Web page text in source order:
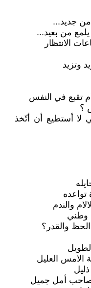
من جديد...
من بعيد...
الانتظار
وتزيد
تقبع في النفس
؟
لا أستطيع أن أتّخذ
تواعده
والندم
وطني
والقدر؟
العليل
أمل جميل